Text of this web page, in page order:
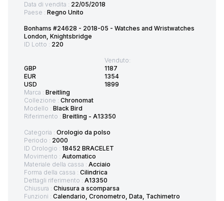
Data di vendita : 22/05/2018
Paese : Regno Unito
Bonhams #24628 - 2018-05 - Watches and Wristwatches
London, Knightsbridge
ID Lotto : 220
GBP
EUR
USD
Venduto:
1187
1354
1899
Marca : Breitling
Collezione : Chronomat
Modello : Black Bird
Riferimento : Breitling - A13350
Categoria : Orologio da polso
Periodo : 2000
ID Orologio : 18452 BRACELET
Movimento : Automatico
Materiale della cassa : Acciaio
Forma della cassa : Cilindrica
Dettagli riferimento : A13350
Chiusura : Chiusura a scomparsa
Funzioni : Calendario, Cronometro, Data, Tachimetro